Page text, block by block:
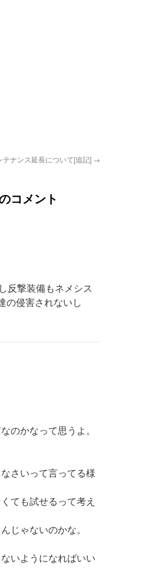
テナンス延長について[追記] →
コメント
反撃装備もネメシス
の侵害されないし
のかなって思うよ。
さいって言ってる様
ても試せるって考え
じゃないのかな。
いようになればいい